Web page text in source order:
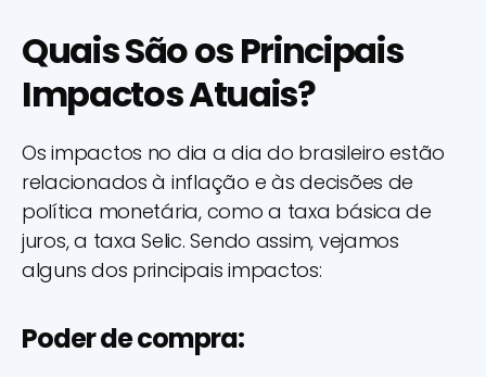
Quais São os Principais
Impactos Atuais?
Os impactos no dia a dia do brasileiro estão
relacionados à inflação e às decisões de
política monetária, como a taxa básica de
juros, a taxa Selic. Sendo assim, vejamos
alguns dos principais impactos:
Poder de compra: